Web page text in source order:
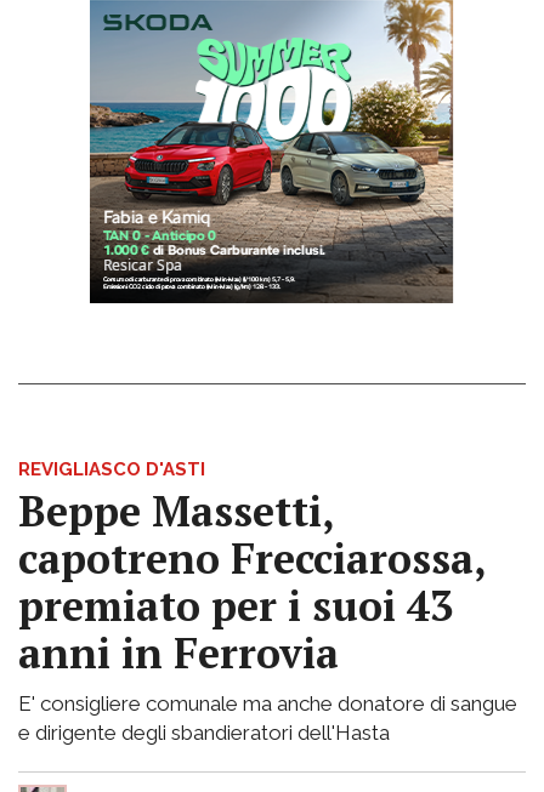
REVIGLIASCO D'ASTI
Beppe Massetti,
capotreno Frecciarossa,
premiato per i suoi 43
anni in Ferrovia
E' consigliere comunale ma anche donatore di sangue
e dirigente degli sbandieratori dell'Hasta